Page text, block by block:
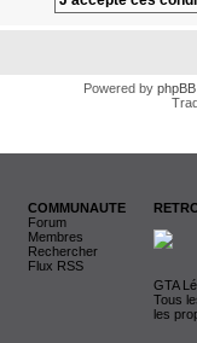
Powered by phpBB
COMMUNAUTE
Forum
Membres
Rechercher
Flux RSS
GTA
Tous
les